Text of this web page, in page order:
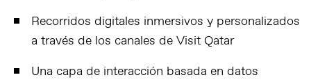
Recorridos digitales inmersivos y personalizados
a través de los canales de Visit Qatar
Una capa de interacción basada en datos